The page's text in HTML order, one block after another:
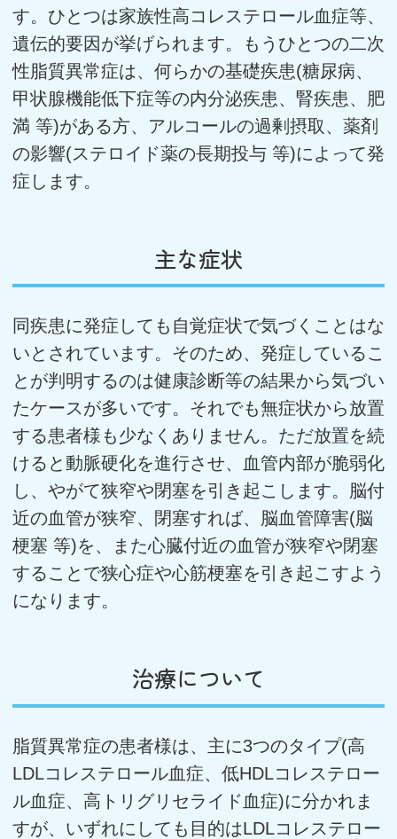
す。ひとつは家族性高コレステロール血症等、
遺伝的要因が挙げられます。もうひとつの二次
性脂質異常症は、何らかの基礎疾患(糖尿病、
甲状腺機能低下症等の内分泌疾患、腎疾患、肥
満 等)がある方、アルコールの過剰摂取、薬剤
の影響(ステロイド薬の長期投与 等)によって発
症します。
主な症状
同疾患に発症しても自覚症状で気づくことはな
いとされています。そのため、発症しているこ
とが判明するのは健康診断等の結果から気づい
たケースが多いです。それでも無症状から放置
する患者様も少なくありません。ただ放置を続
けると動脈硬化を進行させ、血管内部が脆弱化
し、やがて狭窄や閉塞を引き起こします。脳付
近の血管が狭窄、閉塞すれば、脳血管障害(脳
梗塞 等)を、また心臓付近の血管が狭窄や閉塞
することで狭心症や心筋梗塞を引き起こすよう
になります。
治療について
脂質異常症の患者様は、主に3つのタイプ(高
LDLコレステロール血症、低HDLコレステロー
ル血症、高トリグリセライド血症)に分かれま
すが、いずれにしても目的はLDLコレステロー